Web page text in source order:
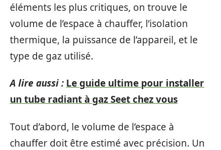
éléments les plus critiques, on trouve le
volume de l’espace à chauffer, l’isolation
thermique, la puissance de l’appareil, et le
type de gaz utilisé.
A lire aussi : Le guide ultime pour installer
un tube radiant à gaz Seet chez vous
Tout d’abord, le volume de l’espace à
chauffer doit être estimé avec précision. Un